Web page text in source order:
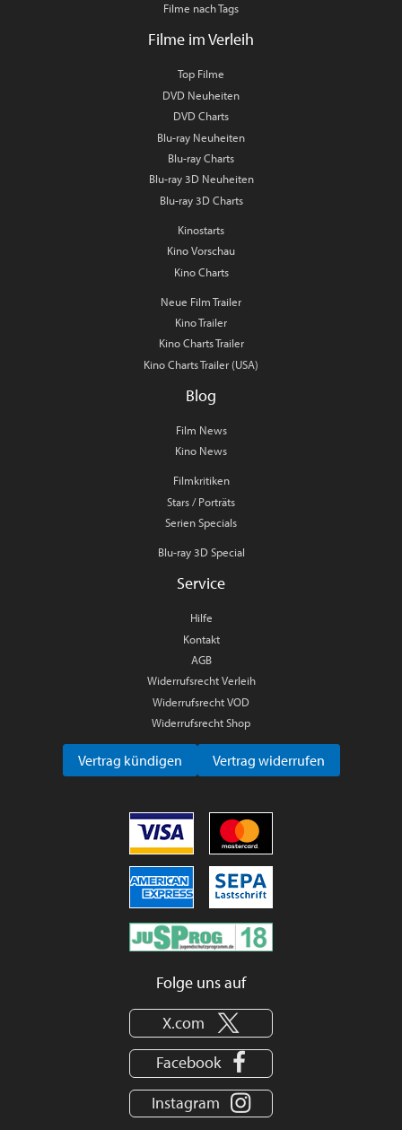
Filme nach Tags
Filme im Verleih
Top Filme
DVD Neuheiten
DVD Charts
Blu-ray Neuheiten
Blu-ray Charts
Blu-ray 3D Neuheiten
Blu-ray 3D Charts
Kinostarts
Kino Vorschau
Kino Charts
Neue Film Trailer
Kino Trailer
Kino Charts Trailer
Kino Charts Trailer (USA)
Blog
Film News
Kino News
Filmkritiken
Stars / Porträts
Serien Specials
Blu-ray 3D Special
Service
Hilfe
Kontakt
AGB
Widerrufsrecht Verleih
Widerrufsrecht VOD
Widerrufsrecht Shop
Vertrag kündigen Vertrag widerrufen
Folge uns auf
X.com
Facebook
Instagram